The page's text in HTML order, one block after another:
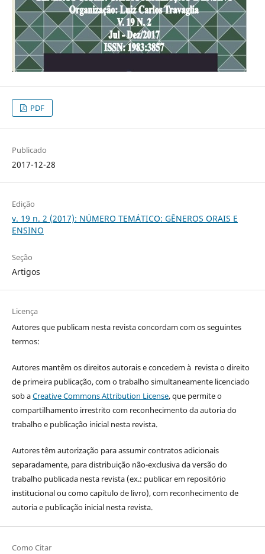
PDF
Publicado
2017-12-28
Edição
v. 19 n. 2 (2017): NÚMERO TEMÁTICO: GÊNEROS ORAIS E
ENSINO
Seção
Artigos
Licença
Autores que publicam nesta revista concordam com os seguintes
termos:
Autores mantêm os direitos autorais e concedem à revista o direito
de primeira publicação, com o trabalho simultaneamente licenciado
sob aCreative Commons Attribution License, que permite o
compartilhamento irrestrito com reconhecimento da autoria do
trabalho e publicação inicial nesta revista.
Autores têm autorização para assumir contratos adicionais
separadamente, para distribuição não-exclusiva da versão do
trabalho publicada nesta revista (ex.: publicar em repositório
institucional ou como capítulo de livro), com reconhecimento de
autoria e publicação inicial nesta revista.
Como Citar